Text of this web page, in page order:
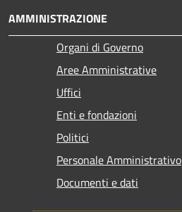
AMMINISTRAZIONE
Organi di Governo
Aree Amministrative
Uffici
Enti e fondazioni
Politici
Personale Amministrativo
Documenti e dati